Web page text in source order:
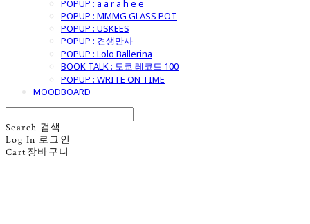
POPUP : a a r a h e e
POPUP : MMMG GLASS POT
POPUP : USKEES
POPUP : 견생만사
POPUP : Lolo Ballerina
BOOK TALK : 도쿄 레코드 100
POPUP : WRITE ON TIME
MOODBOARD
Search 검색
Log In 로그인
Cart 장바구니